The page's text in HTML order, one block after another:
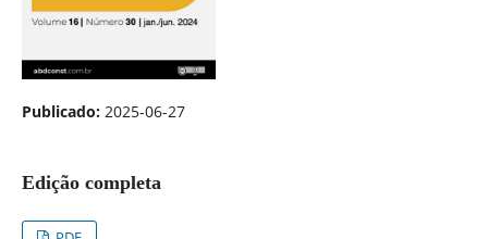
Publicado: 2025-06-27
Edição completa